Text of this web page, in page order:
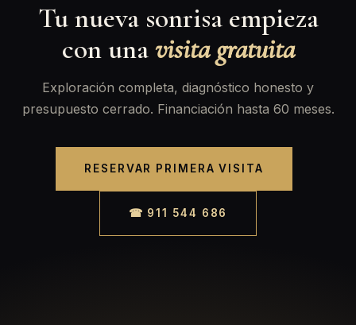
Tu nueva sonrisa empieza
con unavisita gratuita
Exploración completa, diagnóstico honesto y
presupuesto cerrado. Financiación hasta 60 meses.
RESERVAR PRIMERA VISITA
☎ 911 544 686